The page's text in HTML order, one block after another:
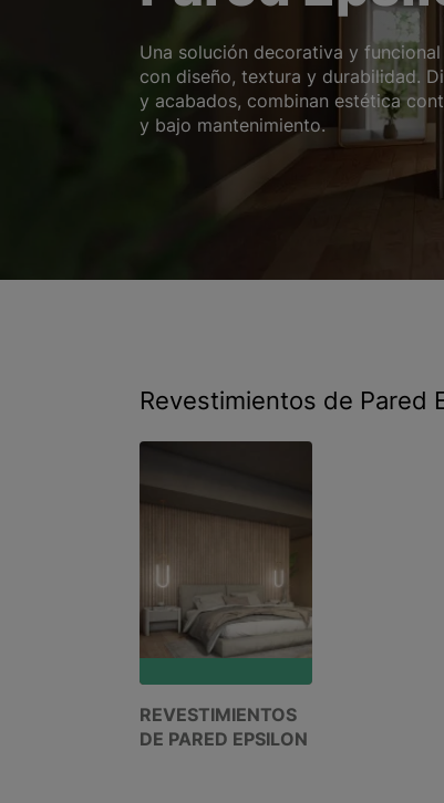
Una solución decorativa y
con diseño, textura y durabilidad.
y acabados, combinan estética
y bajo mantenimiento.
Revestimientos de Pared
REVESTIMIENTOS
DE PARED EPSILON